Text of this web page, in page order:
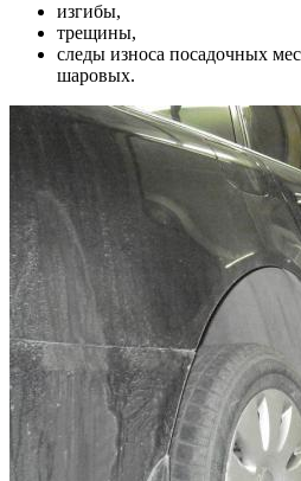
изгибы,
трещины,
следы износа посадочных
шаровых.